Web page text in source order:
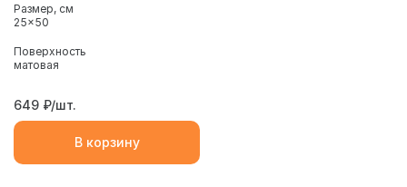
Размер, см
25x50
Поверхность
матовая
649 ₽/шт.
В корзину